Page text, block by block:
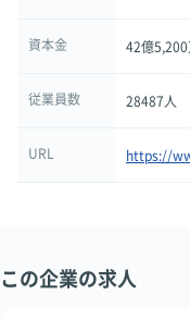
資本金 42億5,200
従業員数 28487人
URL https://
この企業の求人